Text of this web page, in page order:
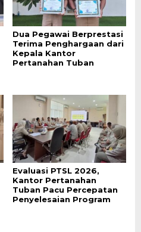
Dua Pegawai Berprestasi
Terima Penghargaan dari
Kepala Kantor
Pertanahan Tuban
Evaluasi PTSL 2026,
Kantor Pertanahan
Tuban Pacu Percepatan
Penyelesaian Program